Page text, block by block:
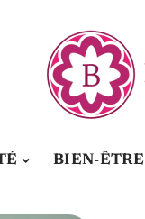
BIEN-ÊTRE